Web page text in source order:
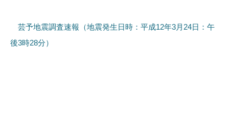
芸予地震調査速報（地震発生日時：平成12年3月24日：午
後3時28分）